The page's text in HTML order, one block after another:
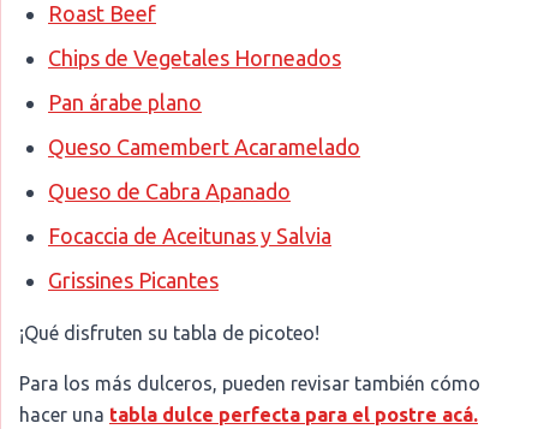
Roast Beef
Chips de Vegetales Horneados
Pan árabe plano
Queso Camembert Acaramelado
Queso de Cabra Apanado
Focaccia de Aceitunas y Salvia
Grissines Picantes
¡Qué disfruten su tabla de picoteo!
Para los más dulceros, pueden revisar también cómo
hacer una tabla dulce perfecta para el postre acá.